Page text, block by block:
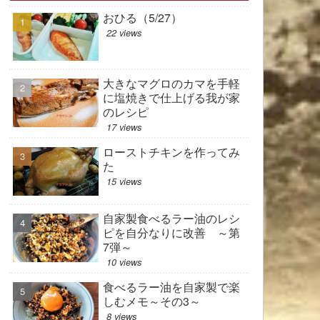
おひる（5/27）
22 views
大きなマグロのカマを手軽
に塩焼きで仕上げる我が家
のレシピ
17 views
ローストチキンを作ってみ
た
15 views
自家製食べるラー油のレシ
ピを自分なりに改善 ～第
7弾～
10 views
食べるラー油を自家製で楽
しむメモ～その3～
8 views